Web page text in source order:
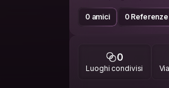
0 amici 0 Referenze
0
Luoghi condivisi